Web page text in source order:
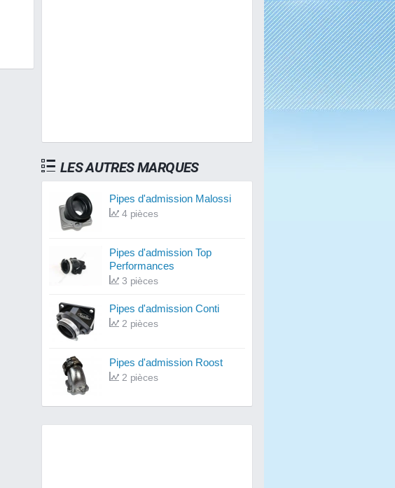
LES AUTRES MARQUES
Pipes d'admission Malossi
4 pièces
Pipes d'admission Top
Performances
3 pièces
Pipes d'admission Conti
2 pièces
Pipes d'admission Roost
2 pièces